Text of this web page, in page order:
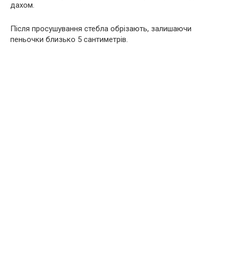
дахом.
Після просушування стебла обрізають, залишаючи
пеньочки близько 5 сантиметрів.